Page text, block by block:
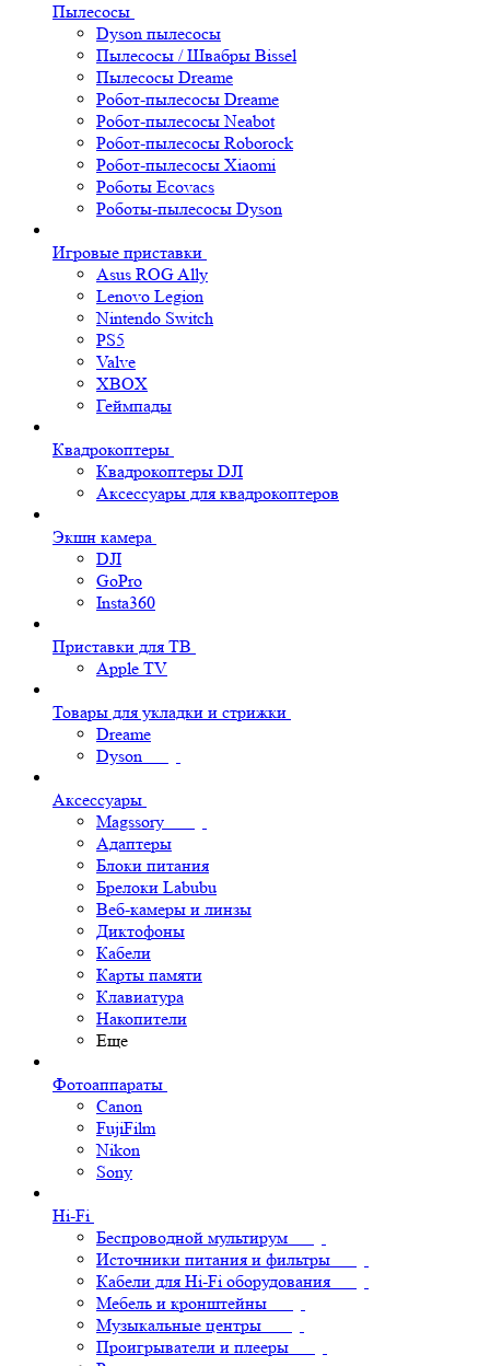
Пылесосы
Dyson пылесосы
Пылесосы / Швабры Bissel
Пылесосы Dreame
Робот-пылесосы Dreame
Робот-пылесосы Neabot
Робот-пылесосы Roborock
Робот-пылесосы Xiaomi
Роботы Ecovacs
Роботы-пылесосы Dyson
Игровые приставки
Asus ROG Ally
Lenovo Legion
Nintendo Switch
PS5
Valve
XBOX
Геймпады
Квадрокоптеры
Квадрокоптеры DJI
Аксессуары для квадрокоптеров
Экшн камера
DJI
GoPro
Insta360
Приставки для ТВ
Apple TV
Товары для укладки и стрижки
Dreame
Dyson
Аксессуары
Magssory
Адаптеры
Блоки питания
Брелоки Labubu
Веб-камеры и линзы
Диктофоны
Кабели
Карты памяти
Клавиатура
Накопители
Еще
Фотоаппараты
Canon
FujiFilm
Nikon
Sony
Hi-Fi
Беспроводной мультирум
Источники питания и фильтры
Кабели для Hi-Fi оборудования
Мебель и кронштейны
Музыкальные центры
Проигрыватели и плееры